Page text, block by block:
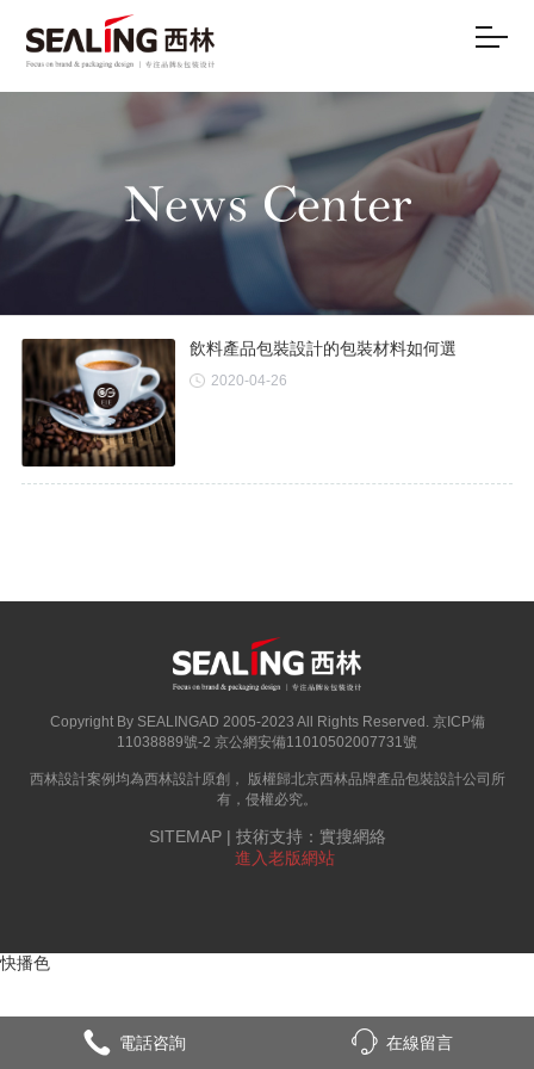
飲料產品包裝設計的包裝材料如何選
2020-04-26
Copyright By SEALINGAD 2005-2023 All Rights Reserved. 京ICP備
11038889號-2 京公網安備11010502007731號
西林設計案例均為西林設計原創， 版權歸北京西林品牌產品包裝設計公司 所
有，侵權必究。
SITEMAP| 技術支持： 實搜網絡
進入老版網站
電話咨詢 在線留言
快播色